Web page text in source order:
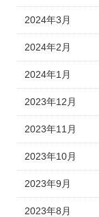
2024年3月
2024年2月
2024年1月
2023年12月
2023年11月
2023年10月
2023年9月
2023年8月